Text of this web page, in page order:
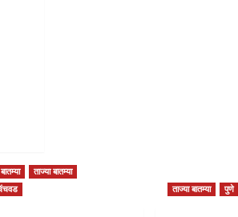
ताज्या बातम्या
ताज्या बातम्या पुणे